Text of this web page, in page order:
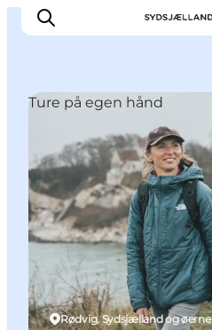
Oplev
Byer og steder
Events
Spis
Overnat
Planlæg din tur
Rødvig, Sydsjælland og øerne
Ture på egen hånd